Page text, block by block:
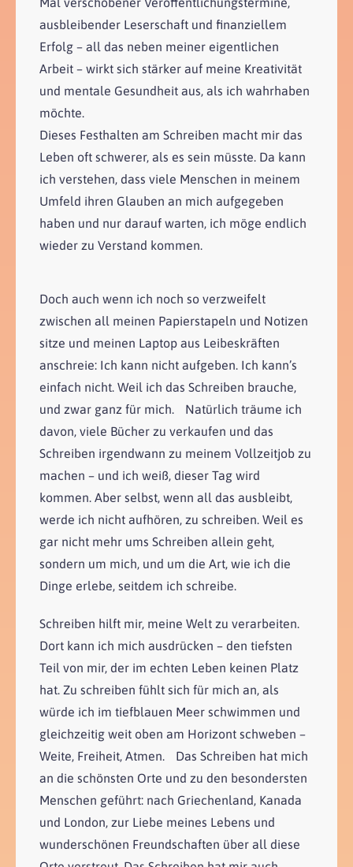
ausbleibender Leserschaft und finanziellem
Erfolg – all das neben meiner eigentlichen
Arbeit – wirkt sich stärker auf meine Kreativität
und mentale Gesundheit aus, als ich wahrhaben
möchte.
Dieses Festhalten am Schreiben macht mir das
Leben oft schwerer, als es sein müsste. Da kann
ich verstehen, dass viele Menschen in meinem
Umfeld ihren Glauben an mich aufgegeben
haben und nur darauf warten, ich möge endlich
wieder zu Verstand kommen.
Doch auch wenn ich noch so verzweifelt
zwischen all meinen Papierstapeln und Notizen
sitze und meinen Laptop aus Leibeskräften
anschreie: Ich kann nicht aufgeben. Ich kann’s
einfach nicht. Weil ich das Schreiben brauche,
und zwar ganz für mich. Natürlich träume ich
davon, viele Bücher zu verkaufen und das
Schreiben irgendwann zu meinem Vollzeitjob zu
machen – und ich weiß, dieser Tag wird
kommen. Aber selbst, wenn all das ausbleibt,
werde ich nicht aufhören, zu schreiben. Weil es
gar nicht mehr ums Schreiben allein geht,
sondern um mich, und um die Art, wie ich die
Dinge erlebe, seitdem ich schreibe.
Schreiben hilft mir, meine Welt zu verarbeiten.
Dort kann ich mich ausdrücken – den tiefsten
Teil von mir, der im echten Leben keinen Platz
hat. Zu schreiben fühlt sich für mich an, als
würde ich im tiefblauen Meer schwimmen und
gleichzeitig weit oben am Horizont schweben –
Weite, Freiheit, Atmen. Das Schreiben hat mich
an die schönsten Orte und zu den besondersten
Menschen geführt: nach Griechenland, Kanada
und London, zur Liebe meines Lebens und
wunderschönen Freundschaften über all diese